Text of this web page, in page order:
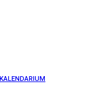
KALENDARIUM